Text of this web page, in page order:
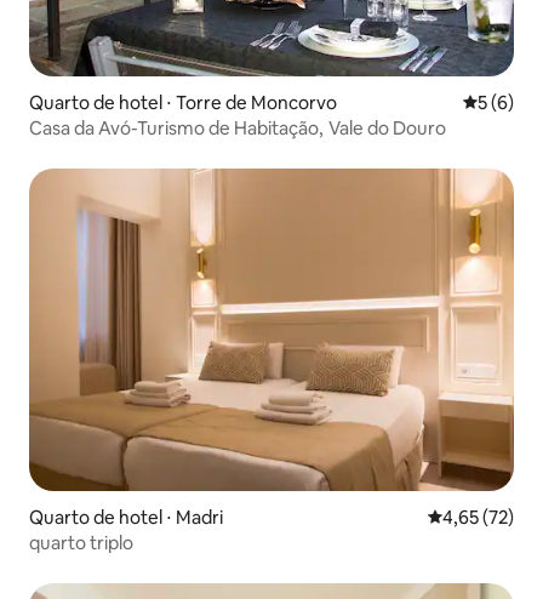
Quarto de hotel ⋅ Torre de Moncorvo 5 de
5 (6)
Casa da Avó-Turismo de Habitação, Vale do Douro
Quarto de hotel ⋅ Madri 4,65 de uma
4,65 (72)
quarto triplo